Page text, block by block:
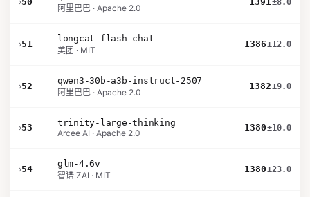
阿里巴巴 · Apache 2.0
±8.0
›51
longcat-flash-chat
美团 · MIT
1386±12.0
›52
qwen3-30b-a3b-instruct-2507
阿里巴巴 · Apache 2.0
1382±9.0
›53
trinity-large-thinking
Arcee AI · Apache 2.0
1380±10.0
›54
glm-4.6v
智谱 ZAI · MIT
1380±23.0